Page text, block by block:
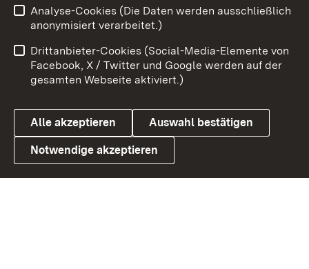
Link zum Landesportal
Benutzungshinweise
Barrierefreiheit
Datenschutz
Cookies
Analyse-Cookies (Die Daten werden ausschließlich
anonymisiert verarbeitet.)
Drittanbieter-Cookies (Social-Media-Elemente von
Facebook, X / Twitter und Google werden auf der
gesamten Webseite aktiviert.)
Alle akzeptieren Auswahl bestätigen
Notwendige akzeptieren